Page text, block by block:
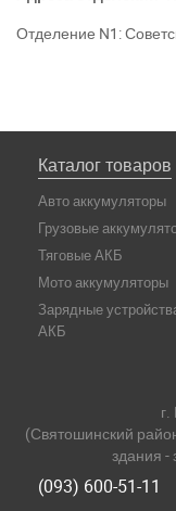
Отделение N1:
Каталог товаров
Авто аккумуляторы
Грузовые
Тяговые АКБ
Мото аккумуляторы
Зарядные
АКБ
(Святошинский
здания
(093) 600-51-11